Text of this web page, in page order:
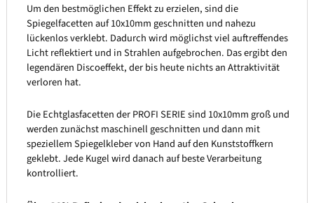
Um den bestmöglichen Effekt zu erzielen, sind die
Spiegelfacetten auf 10x10mm geschnitten und nahezu
lückenlos verklebt. Dadurch wird möglichst viel auftreffendes
Licht reflektiert und in Strahlen aufgebrochen. Das ergibt den
legendären Discoeffekt, der bis heute nichts an Attraktivität
verloren hat.
Die Echtglasfacetten der PROFI SERIE sind 10x10mm groß und
werden zunächst maschinell geschnitten und dann mit
speziellem Spiegelkleber von Hand auf den Kunststoffkern
geklebt. Jede Kugel wird danach auf beste Verarbeitung
kontrolliert.